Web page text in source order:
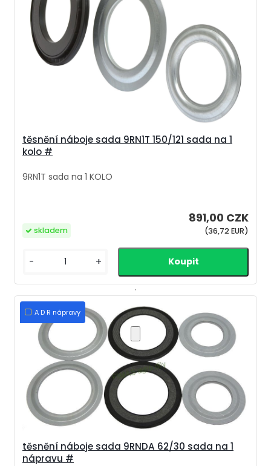
těsnění náboje sada 9RN1T 150/121 sada na 1
kolo #
9RN1T sada na 1 KOLO
891,00 CZK
(36,72 EUR)
skladem
- +
těsnění náboje sada 9RNDA 62/30 sada na 1
nápravu #
A D R nápravy